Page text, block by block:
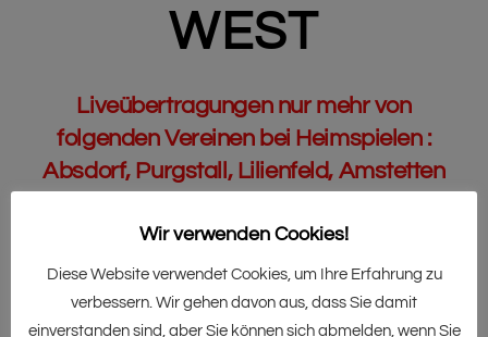
WEST
Liveübertragungen nur mehr von
folgenden Vereinen bei Heimspielen :
Absdorf, Purgstall, Lilienfeld, Amstetten
Eggenburg
Liveticker:
Highlights des Spiel live und alle Interviews
Wir verwenden Cookies!
Diese Website verwendet Cookies, um Ihre Erfahrung zu
verbessern. Wir gehen davon aus, dass Sie damit
einverstanden sind, aber Sie können sich abmelden, wenn Sie